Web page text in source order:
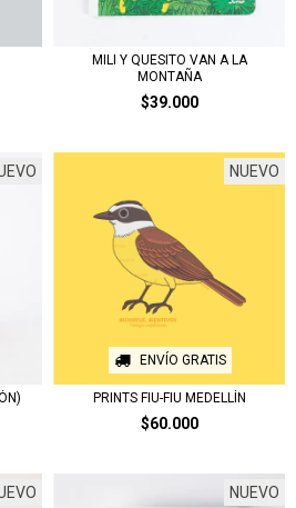
MILI Y QUESITO VAN A LA
MONTAÑA
$39.000
ENVÍO GRATIS
NUEVO
PRINTS FIU-FIU MEDELLÍN
$60.000
NUEVO